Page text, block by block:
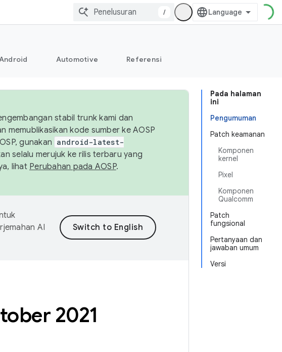
/
Automotive Referensi
Pada halaman
ini
Pengumuman
Patch keamanan
Komponen
kernel
Pixel
Komponen
Qualcomm
Patch
fungsional
Pertanyaan dan
jawaban umum
Versi
stabil trunk kami dan
memublikasikan kode sumber ke AOSP
gunakan android-latest-
selalu merujuk ke rilis terbaru yang
lihat Perubahan pada AOSP.
AI
2021